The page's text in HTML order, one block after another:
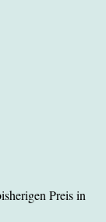
Preis in